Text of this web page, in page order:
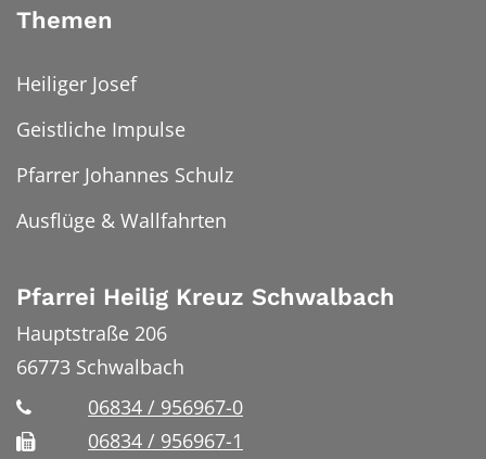
Themen
Heiliger Josef
Geistliche Impulse
Pfarrer Johannes Schulz
Ausflüge & Wallfahrten
Pfarrei Heilig Kreuz Schwalbach
Hauptstraße 206
66773 Schwalbach
06834 / 956967-0
06834 / 956967-1